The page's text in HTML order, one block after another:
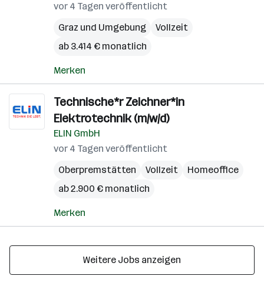
vor 4 Tagen veröffentlicht
Graz und Umgebung
Vollzeit
ab 3.414 € monatlich
Merken
Technische*r Zeichner*in
Elektrotechnik (m/w/d)
ELIN GmbH
vor 4 Tagen veröffentlicht
Oberpremstätten
Vollzeit
Homeoffice
ab 2.900 € monatlich
Merken
Weitere Jobs anzeigen